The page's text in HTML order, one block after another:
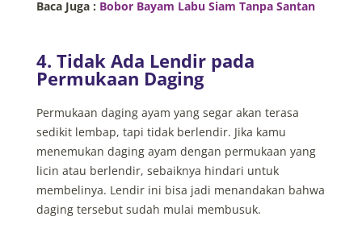
Baca Juga : Bobor Bayam Labu Siam Tanpa Santan
4. Tidak Ada Lendir pada
Permukaan Daging
Permukaan daging ayam yang segar akan terasa
sedikit lembap, tapi tidak berlendir. Jika kamu
menemukan daging ayam dengan permukaan yang
licin atau berlendir, sebaiknya hindari untuk
membelinya. Lendir ini bisa jadi menandakan bahwa
daging tersebut sudah mulai membusuk.